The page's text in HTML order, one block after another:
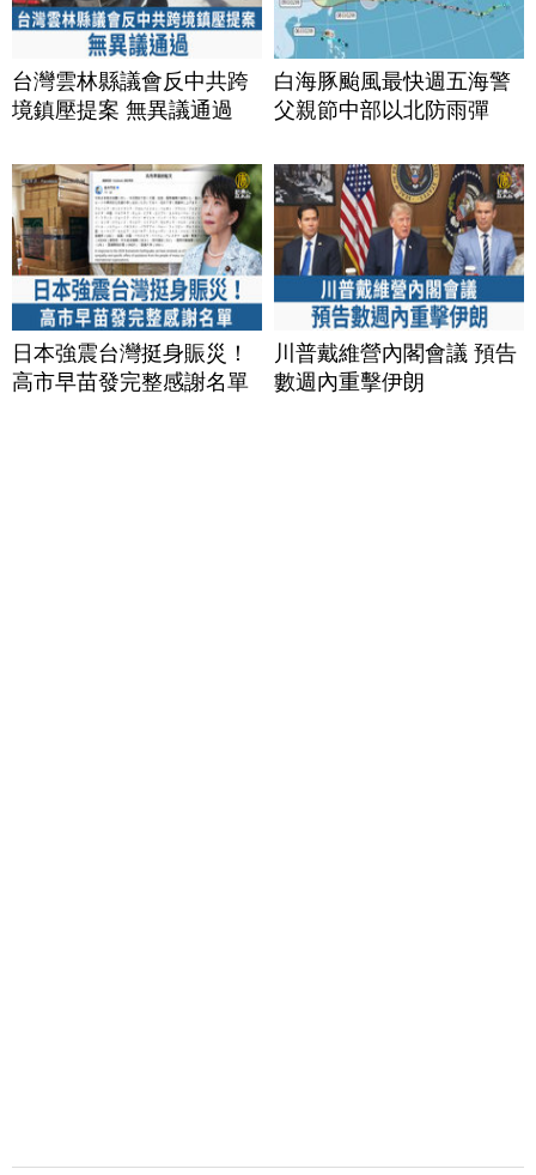
台灣雲林縣議會反中共跨
境鎮壓提案 無異議通過
白海豚颱風最快週五海警
父親節中部以北防雨彈
日本強震台灣挺身賑災！
高市早苗發完整感謝名單
川普戴維營內閣會議 預告
數週內重擊伊朗